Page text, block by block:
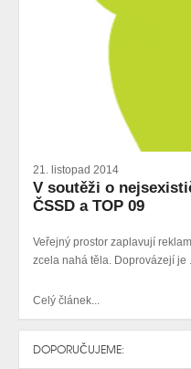
21. listopad 2014
V soutěži o
ČSSD a TOP 09
Veřejný prostor zaplavují
zcela nahá těla. Doprovázejí je
Celý článek...
DOPORUČUJEME: